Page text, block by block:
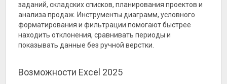
заданий, складских списков, планирования проектов и
анализа продаж. Инструменты диаграмм, условного
форматирования и фильтрации помогают быстрее
находить отклонения, сравнивать периоды и
показывать данные без ручной верстки.
Возможности Excel 2025